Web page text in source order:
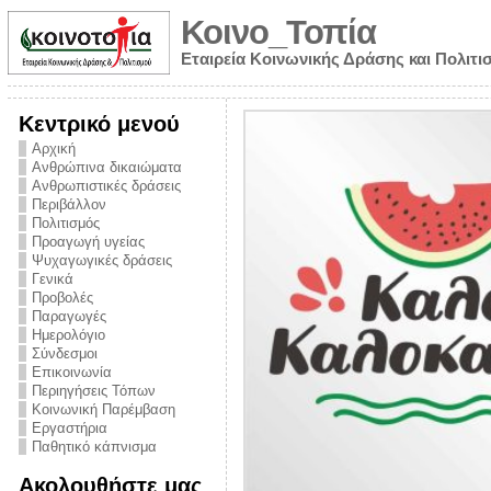
Κοινο_Τοπία
Εταιρεία Κοινωνικής Δράσης και
Κεντρικό μενού
Αρχική
Ανθρώπινα δικαιώματα
Ανθρωπιστικές δράσεις
Περιβάλλον
Πολιτισμός
Προαγωγή υγείας
Ψυχαγωγικές δράσεις
Γενικά
Προβολές
Παραγωγές
Ημερολόγιο
Σύνδεσμοι
Επικοινωνία
Περιηγήσεις Τόπων
Κοινωνική Παρέμβαση
Εργαστήρια
Παθητικό κάπνισμα
Ακολουθήστε μας
από την
την ημέρα
και
στο
Πρόληψης